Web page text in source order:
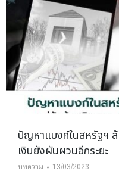
ปัญหาแบงก์ในสหรัฐฯ
เงินยังผันผวนอีกระยะ
บทความ 13/03/2023